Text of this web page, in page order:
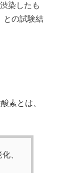
染したも
との試験結
素とは、
、